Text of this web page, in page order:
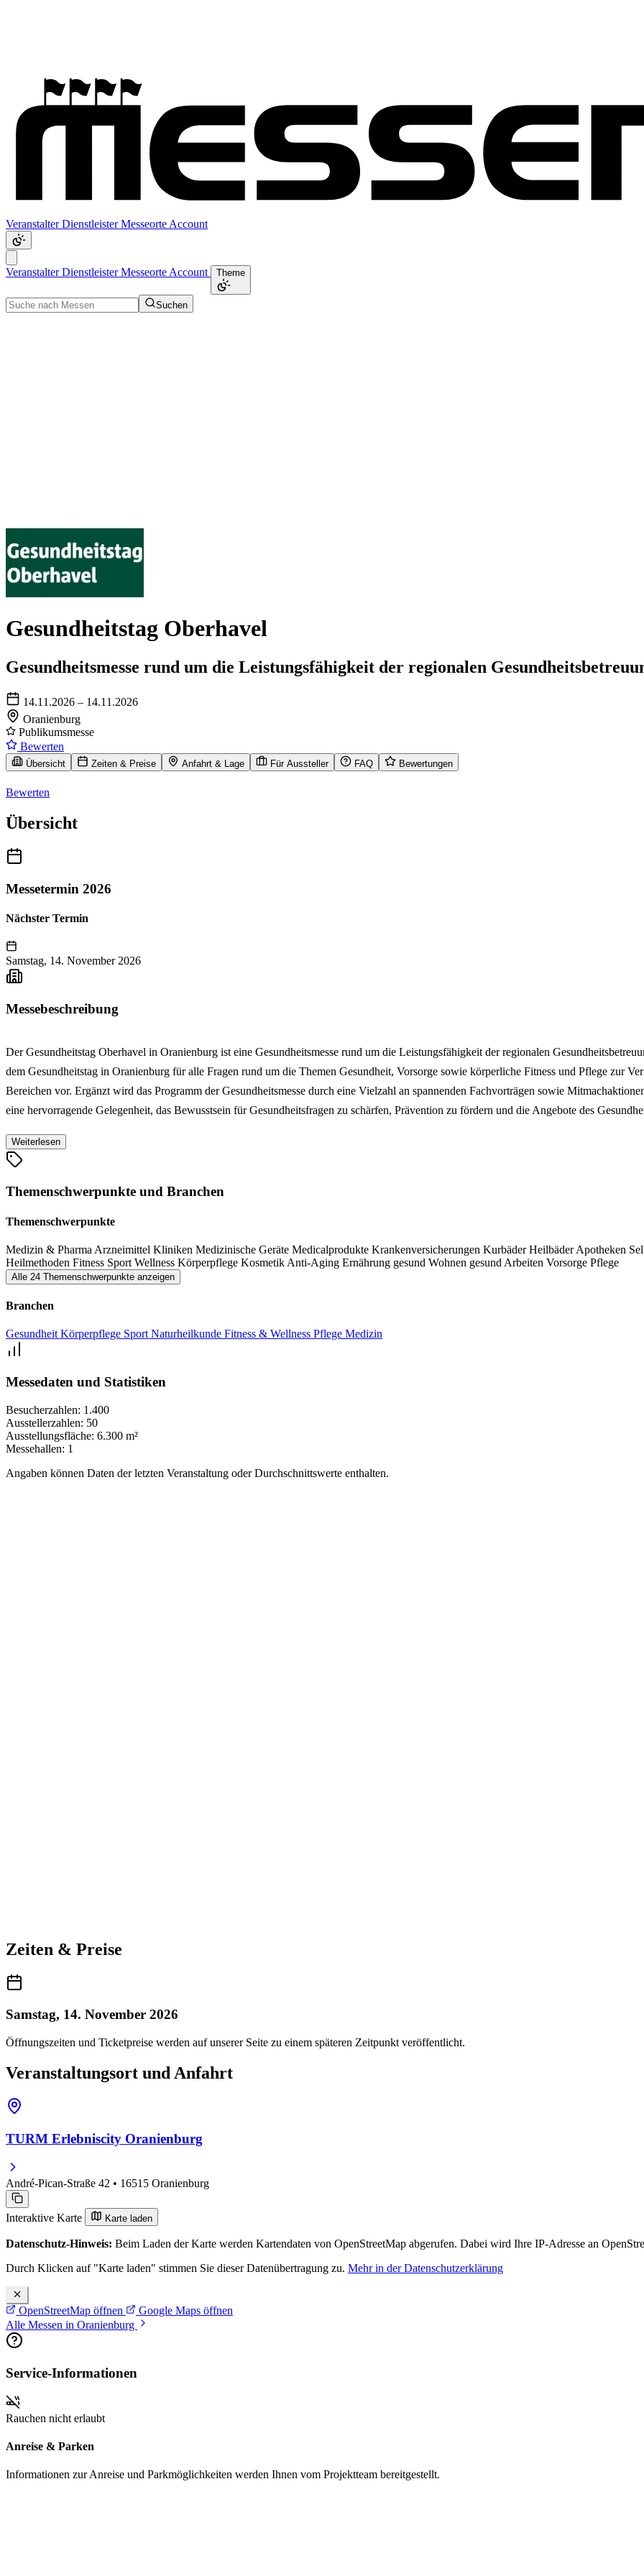
VeranstalterDienstleisterMesseorte Account
VeranstalterDienstleisterMesseorte Account Theme
Suchen
Gesundheitstag Oberhavel
Gesundheitsmesse rund um die Leistungsfähigkeit der regionalen
14.11.2026 – 14.11.2026
Oranienburg
Publikumsmesse
Bewerten
Übersicht Zeiten & Preise Anfahrt & Lage Für Aussteller FAQ Bewertungen
Bewerten
Übersicht
Messetermin 2026
Nächster Termin
Samstag, 14. November 2026
Messebeschreibung
Der Gesundheitstag Oberhavel in Oranienburg ist eine Gesundheitsmesse rund um die Leistungsfähigkeit der regionalen
dem Gesundheitstag in Oranienburg für alle Fragen rund um die Themen Gesundheit, Vorsorge sowie körperliche Fitness und Pflege zur
Bereichen vor. Ergänzt wird das Programm der Gesundheitsmesse durch eine Vielzahl an spannenden Fachvorträgen sowie
eine hervorragende Gelegenheit, das Bewusstsein für Gesundheitsfragen zu schärfen, Prävention zu fördern und die Angebote des
Weiterlesen
Themenschwerpunkte und Branchen
Themenschwerpunkte
Medizin & Pharma Arzneimittel Kliniken Medizinische Geräte Medicalprodukte Krankenversicherungen KurbäderHeilbäderApotheken
Heilmethoden Fitness Sport Wellness Körperpflege Kosmetik Anti-Aging Ernährung gesund Wohnen gesund Arbeiten Vorsorge Pflege
Alle 24 Themenschwerpunkte anzeigen
Branchen
Gesundheit Körperpflege Sport Naturheilkunde Fitness & Wellness Pflege Medizin
Messedaten und Statistiken
Besucherzahlen: 1.400
Ausstellerzahlen: 50
Ausstellungsfläche: 6.300 m²
Messehallen: 1
Angaben können Daten der letzten Veranstaltung oder Durchschnittswerte enthalten.
Zeiten & Preise
Samstag, 14. November 2026
Öffnungszeiten und Ticketpreise werden auf unserer Seite zu einem späteren Zeitpunkt veröffentlicht.
Veranstaltungsort und Anfahrt
TURM Erlebniscity Oranienburg
André-Pican-Straße 42 • 16515 Oranienburg
Interaktive Karte Karte laden
Datenschutz-Hinweis: Beim Laden der Karte werden Kartendaten von OpenStreetMap abgerufen. Dabei wird Ihre IP-Adresse an
Durch Klicken auf "Karte laden" stimmen Sie dieser Datenübertragung zu. Mehr in der Datenschutzerklärung
OpenStreetMap öffnen
Google Maps öffnen
Alle Messen in Oranienburg
Service-Informationen
Rauchen nicht erlaubt
Anreise & Parken
Informationen zur Anreise und Parkmöglichkeiten werden Ihnen vom Projektteam bereitgestellt.